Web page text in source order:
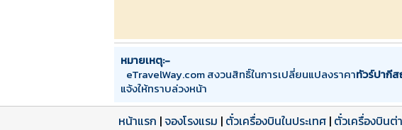
หมายเหตุ:-
eTravelWay.com สงวนสิทธิ์ในการเปลี่ยนแปลงราคาทัวร์ปากีส
แจ้งให้ทราบล่วงหน้า
หน้าแรก |จองโรงแรม | ตั๋วเครื่องบินในประเทศ | ตั๋วเครื่องบินต่